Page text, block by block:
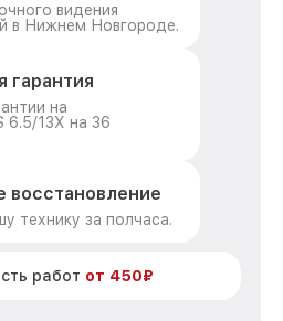
видения
в Нижнем Новгороде.
гарантия
на
6.5/13X на 36
восстановление
технику за полчаса.
работ от 450₽